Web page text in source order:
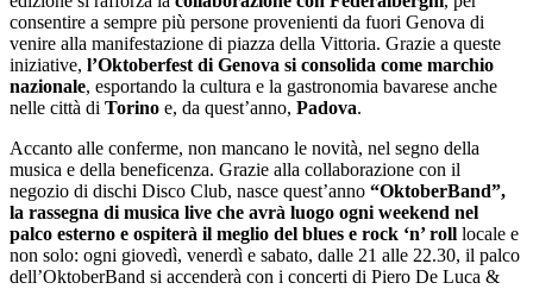
consentire a sempre più persone provenienti da fuori Genova di
venire alla manifestazione di piazza della Vittoria. Grazie a queste
iniziative, l’Oktoberfest di Genova si consolida come marchio
nazionale, esportando la cultura e la gastronomia bavarese anche
nelle città di Torino e, da quest’anno, Padova.
Accanto alle conferme, non mancano le novità, nel segno della
musica e della beneficenza. Grazie alla collaborazione con il
negozio di dischi Disco Club, nasce quest’anno “OktoberBand”,
la rassegna di musica live che avrà luogo ogni weekend nel
palco esterno e ospiterà il meglio del blues e rock ‘n’ roll locale e
non solo: ogni giovedì, venerdì e sabato, dalle 21 alle 22.30, il palco
dell’OktoberBand si accenderà con i concerti di Piero De Luca &